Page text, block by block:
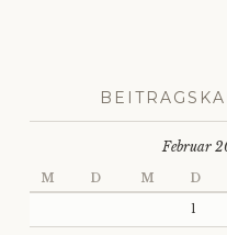
Februar
M D M D
1